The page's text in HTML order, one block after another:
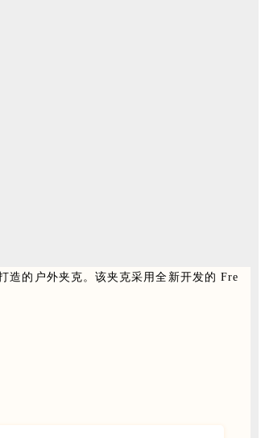
造的户外夹克。该夹克采用全新开发的 Fre